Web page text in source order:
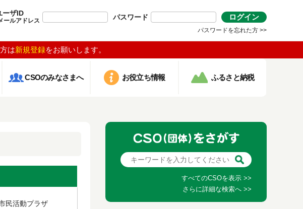
ーザID
ールアドレス パスワード ログイン
パスワードを忘れた方 >>
は新規登録をお願いします。
CSOのみなさまへ お役立ち情報 ふるさと納税
民活動プラザ
すべてのCSOを表示 >>
さらに詳細な検索へ >>